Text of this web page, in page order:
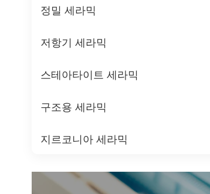
정밀 세라믹
저항기 세라믹
스테아타이트 세라믹
구조용 세라믹
지르코니아 세라믹